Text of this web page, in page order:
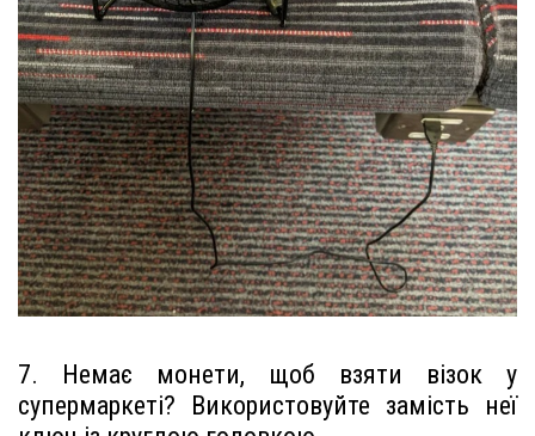
7. Немає монети, щоб взяти візок у
супермаркеті? Використовуйте замість неї